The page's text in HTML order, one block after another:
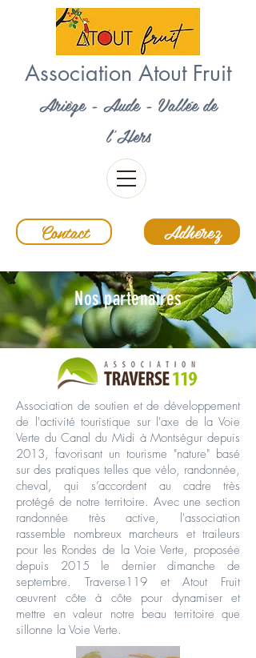
Association Atout Fruit
Ariège - Aude - Vallée de
l'Hers
Contact Adhérez
Nos partenaires
Association de soutien et de développement
de l'activité touristique sur l'axe de la Voie
Verte du Canal du Midi à Montségur depuis
2013, favorisant un tourisme "nature" basé
sur des pratiques telles que vélo, randonnée,
cheval, qui s’accordent au cadre très
protégé de notre territoire. Avec une section
randonnée très active, l'association
rassemble nombreux marcheurs et traileurs
pour les Rondes de la Voie Verte, proposée
depuis 2015 le dernier dimanche de
septembre. Traverse119 et Atout Fruit
œuvrent côte à côte pour dynamiser et
mettre en valeur notre beau territoire que
sillonne la Voie Verte.